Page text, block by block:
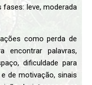
leve, moderada
como perda de
encontrar palavras,
dificuldade para
de motivação, sinais